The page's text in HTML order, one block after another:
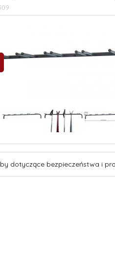
dotyczące bezpieczeństwa i